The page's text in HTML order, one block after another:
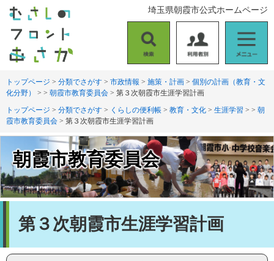
す
し
本
文
索
用
者
別
ニ
ュ
埼玉県朝霞市公式ホームページ
トップページ > 分類でさがす > 市政情報 > 施策・計画 > 個別の計画（教育・文
化分野）
> > 朝霞市教育委員会 > 第３次朝霞市生涯学習計画
トップページ > 分類でさがす > くらしの便利帳 > 教育・文化 > 生涯学習 > > 朝
霞市教育委員会 > 第３次朝霞市生涯学習計画
朝霞市教育委員会
第３次朝霞市生涯学習計画